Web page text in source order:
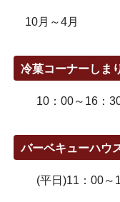
10月～4月
冷菓コーナーしま
10：00～16：
バーベキューハウ
(平日)11：00～